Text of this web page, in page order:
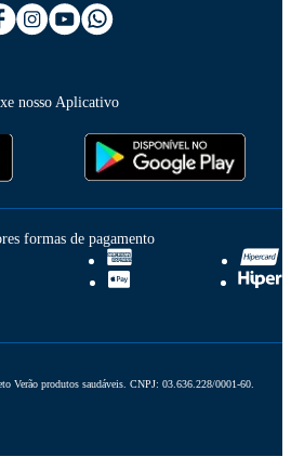
nosso Aplicativo
formas de pagamento
Verão produtos saudáveis. CNPJ: 03.636.228/0001-60.